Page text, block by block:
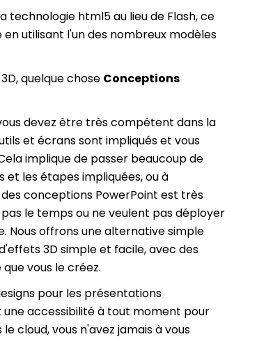
technologie html5 au lieu de Flash, ce
utilisant l'un des nombreux modèles
quelque chose Conceptions
devez être très compétent dans la
et écrans sont impliqués et vous
implique de passer beaucoup de
les étapes impliquées, ou à
conceptions PowerPoint est très
le temps ou ne veulent pas déployer
Nous offrons une alternative simple
3D simple et facile, avec des
vous le créez.
pour les présentations
accessibilité à tout moment pour
cloud, vous n'avez jamais à vous